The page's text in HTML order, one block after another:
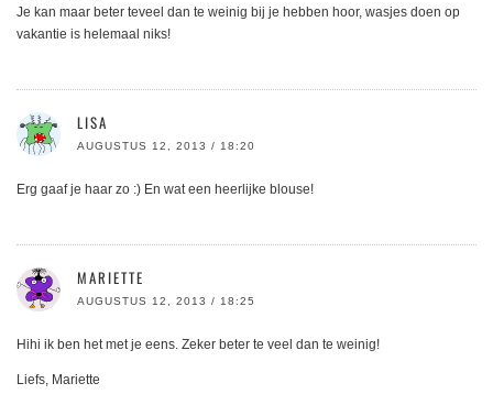
Je kan maar beter teveel dan te weinig bij je hebben hoor, wasjes doen op
vakantie is helemaal niks!
LISA
AUGUSTUS 12, 2013 / 18:20
Erg gaaf je haar zo :) En wat een heerlijke blouse!
MARIETTE
AUGUSTUS 12, 2013 / 18:25
Hihi ik ben het met je eens. Zeker beter te veel dan te weinig!
Liefs, Mariette